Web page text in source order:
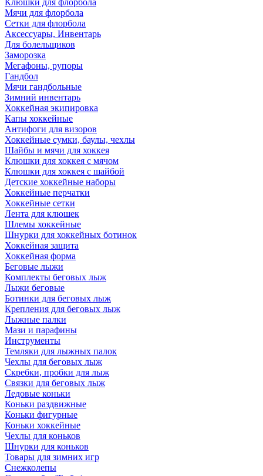
Клюшки для флорбола
Мячи для флорбола
Сетки для флорбола
Аксессуары, Инвентарь
Для болельщиков
Заморозка
Мегафоны, рупоры
Гандбол
Мячи гандбольные
Зимний инвентарь
Хоккейная экипировка
Капы хоккейные
Антифоги для визоров
Хоккейные сумки, баулы, чехлы
Шайбы и мячи для хоккея
Клюшки для хоккея с мячом
Клюшки для хоккея с шайбой
Детские хоккейные наборы
Хоккейные перчатки
Хоккейные сетки
Лента для клюшек
Шлемы хоккейные
Шнурки для хоккейных ботинок
Хоккейная защита
Хоккейная форма
Беговые лыжи
Комплекты беговых лыж
Лыжи беговые
Ботинки для беговых лыж
Крепления для беговых лыж
Лыжные палки
Мази и парафины
Инструменты
Темляки для лыжных палок
Чехлы для беговых лыж
Скребки, пробки для лыж
Связки для беговых лыж
Ледовые коньки
Коньки раздвижные
Коньки фигурные
Коньки хоккейные
Чехлы для коньков
Шнурки для коньков
Товары для зимних игр
Снежколепы